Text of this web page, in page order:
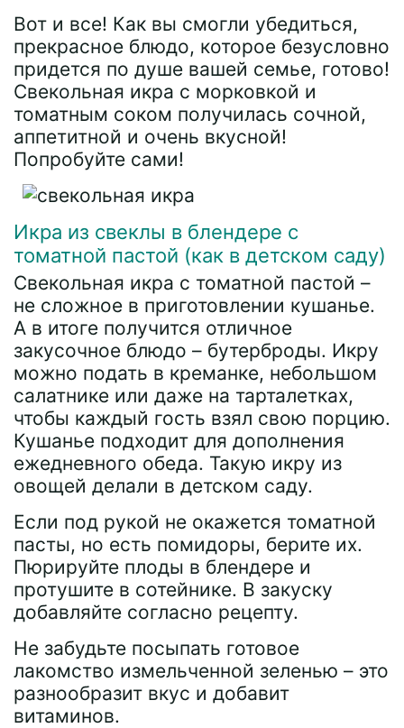
Вот и все! Как вы смогли убедиться,
прекрасное блюдо, которое безусловно
придется по душе вашей семье, готово!
Свекольная икра с морковкой и
томатным соком получилась сочной,
аппетитной и очень вкусной!
Попробуйте сами!
Икра из свеклы в блендере с
томатной пастой (как в детском саду)
Свекольная икра с томатной пастой –
не сложное в приготовлении кушанье.
А в итоге получится отличное
закусочное блюдо – бутерброды. Икру
можно подать в креманке, небольшом
салатнике или даже на тарталетках,
чтобы каждый гость взял свою порцию.
Кушанье подходит для дополнения
ежедневного обеда. Такую икру из
овощей делали в детском саду.
Если под рукой не окажется томатной
пасты, но есть помидоры, берите их.
Пюрируйте плоды в блендере и
протушите в сотейнике. В закуску
добавляйте согласно рецепту.
Не забудьте посыпать готовое
лакомство измельченной зеленью – это
разнообразит вкус и добавит
витаминов.